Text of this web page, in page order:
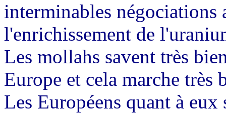
interminables négociations
l'enrichissement de
Les mollahs savent très
Europe et cela marche très
Les Européens quant à